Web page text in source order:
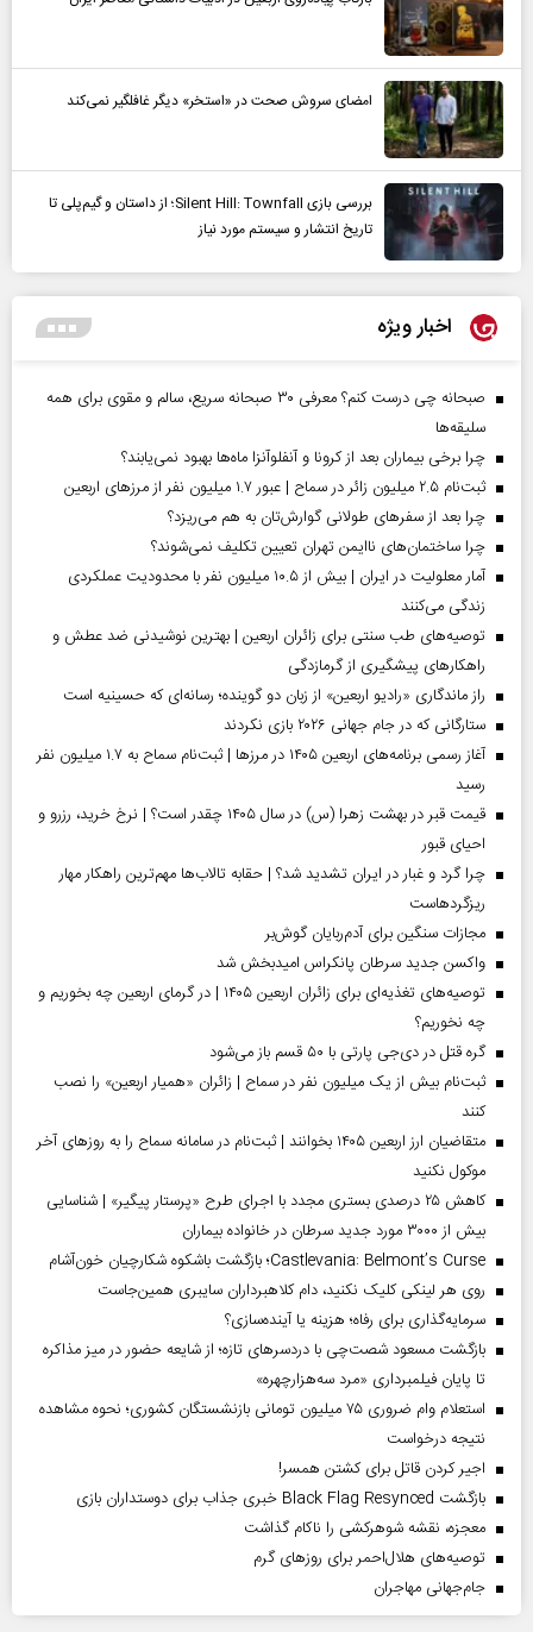
امضای سروش صحت در «استخر» دیگر غافلگیر نمی‌کند
بررسی بازی Silent Hill: Townfall؛ از داستان و گیم‌پلی تا
تاریخ انتشار و سیستم مورد نیاز
اخبار ویژه
صبحانه چی درست کنم؟ معرفی ۳۰ صبحانه سریع، سالم و مقوی برای همه
سلیقه‌ها
چرا برخی بیماران بعد از کرونا و آنفلوآنزا ماه‌ها بهبود نمی‌یابند؟
ثبت‌نام ۲.۵ میلیون زائر در سماح | عبور ۱.۷ میلیون نفر از مرز‌های اربعین
چرا بعد از سفرهای طولانی گوارش‌تان به هم می‌ریزد؟
چرا ساختمان‌های ناایمن تهران تعیین تکلیف نمی‌شوند؟
آمار معلولیت در ایران | بیش از ۱۰.۵ میلیون نفر با محدودیت عملکردی
زندگی می‌کنند
توصیه‌های طب سنتی برای زائران اربعین | بهترین نوشیدنی ضد عطش و
راهکارهای پیشگیری از گرمازدگی
راز ماندگاری «رادیو اربعین» از زبان دو گوینده؛ رسانه‌ای که حسینیه است
ستارگانی که در جام جهانی ۲۰۲۶ بازی نکردند
آغاز رسمی برنامه‌های اربعین ۱۴۰۵ در مرز‌ها | ثبت‌نام سماح به ۱.۷ میلیون نفر
رسید
قیمت قبر در بهشت زهرا (س) در سال ۱۴۰۵ چقدر است؟ | نرخ خرید، رزرو و
احیای قبور
چرا گرد و غبار در ایران تشدید شد؟ | حقابه تالاب‌ها مهم‌ترین راهکار مهار
ریزگردهاست
مجازات سنگین برای آدم‌ربایان گوش‌بر
واکسن جدید سرطان پانکراس امیدبخش شد
توصیه‌های تغذیه‌ای برای زائران اربعین ۱۴۰۵ | در گرمای اربعین چه بخوریم و
چه نخوریم؟
گره قتل در دی‌جی پارتی با ۵۰ قسم باز می‌شود
ثبت‌نام بیش از یک میلیون نفر در سماح | زائران «همیار اربعین» را نصب
کنند
متقاضیان ارز اربعین ۱۴۰۵ بخوانند | ثبت‌نام در سامانه سماح را به روز‌های آخر
موکول نکنید
کاهش ۲۵ درصدی بستری مجدد با اجرای طرح «پرستار پیگیر» | شناسایی
بیش از ۳۰۰۰ مورد جدید سرطان در خانواده بیماران
Castlevania: Belmont’s Curse؛ بازگشت باشکوه شکارچیان خون‌آشام
روی هر لینکی کلیک نکنید، دام کلاهبرداران سایبری همین‌جاست
سرمایه‌گذاری برای رفاه؛ هزینه یا آینده‌سازی؟
بازگشت مسعود شصت‌چی با دردسر‌های تازه؛ از شایعه حضور در میز مذاکره
تا پایان فیلمبرداری «مرد سه‌هزارچهره»
استعلام وام ضروری ۷۵ میلیون تومانی بازنشستگان کشوری؛ نحوه مشاهده
نتیجه درخواست
اجیر کردن قاتل برای کشتن همسر!
بازگشت Black Flag Resynced خبری جذاب برای دوستداران بازی
معجزه، نقشه شوهرکشی را ناکام گذاشت
توصیه‌های هلال‌احمر برای روز‌های گرم
جام‌جهانی مهاجران